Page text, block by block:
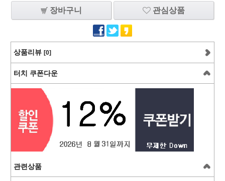
장바구니 관심상품
상품리뷰 [0]
터치 쿠폰다운
관련상품